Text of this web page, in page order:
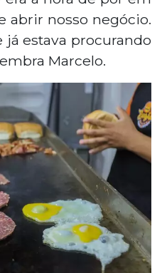
abrir nosso negócio.
estava procurando
Marcelo.